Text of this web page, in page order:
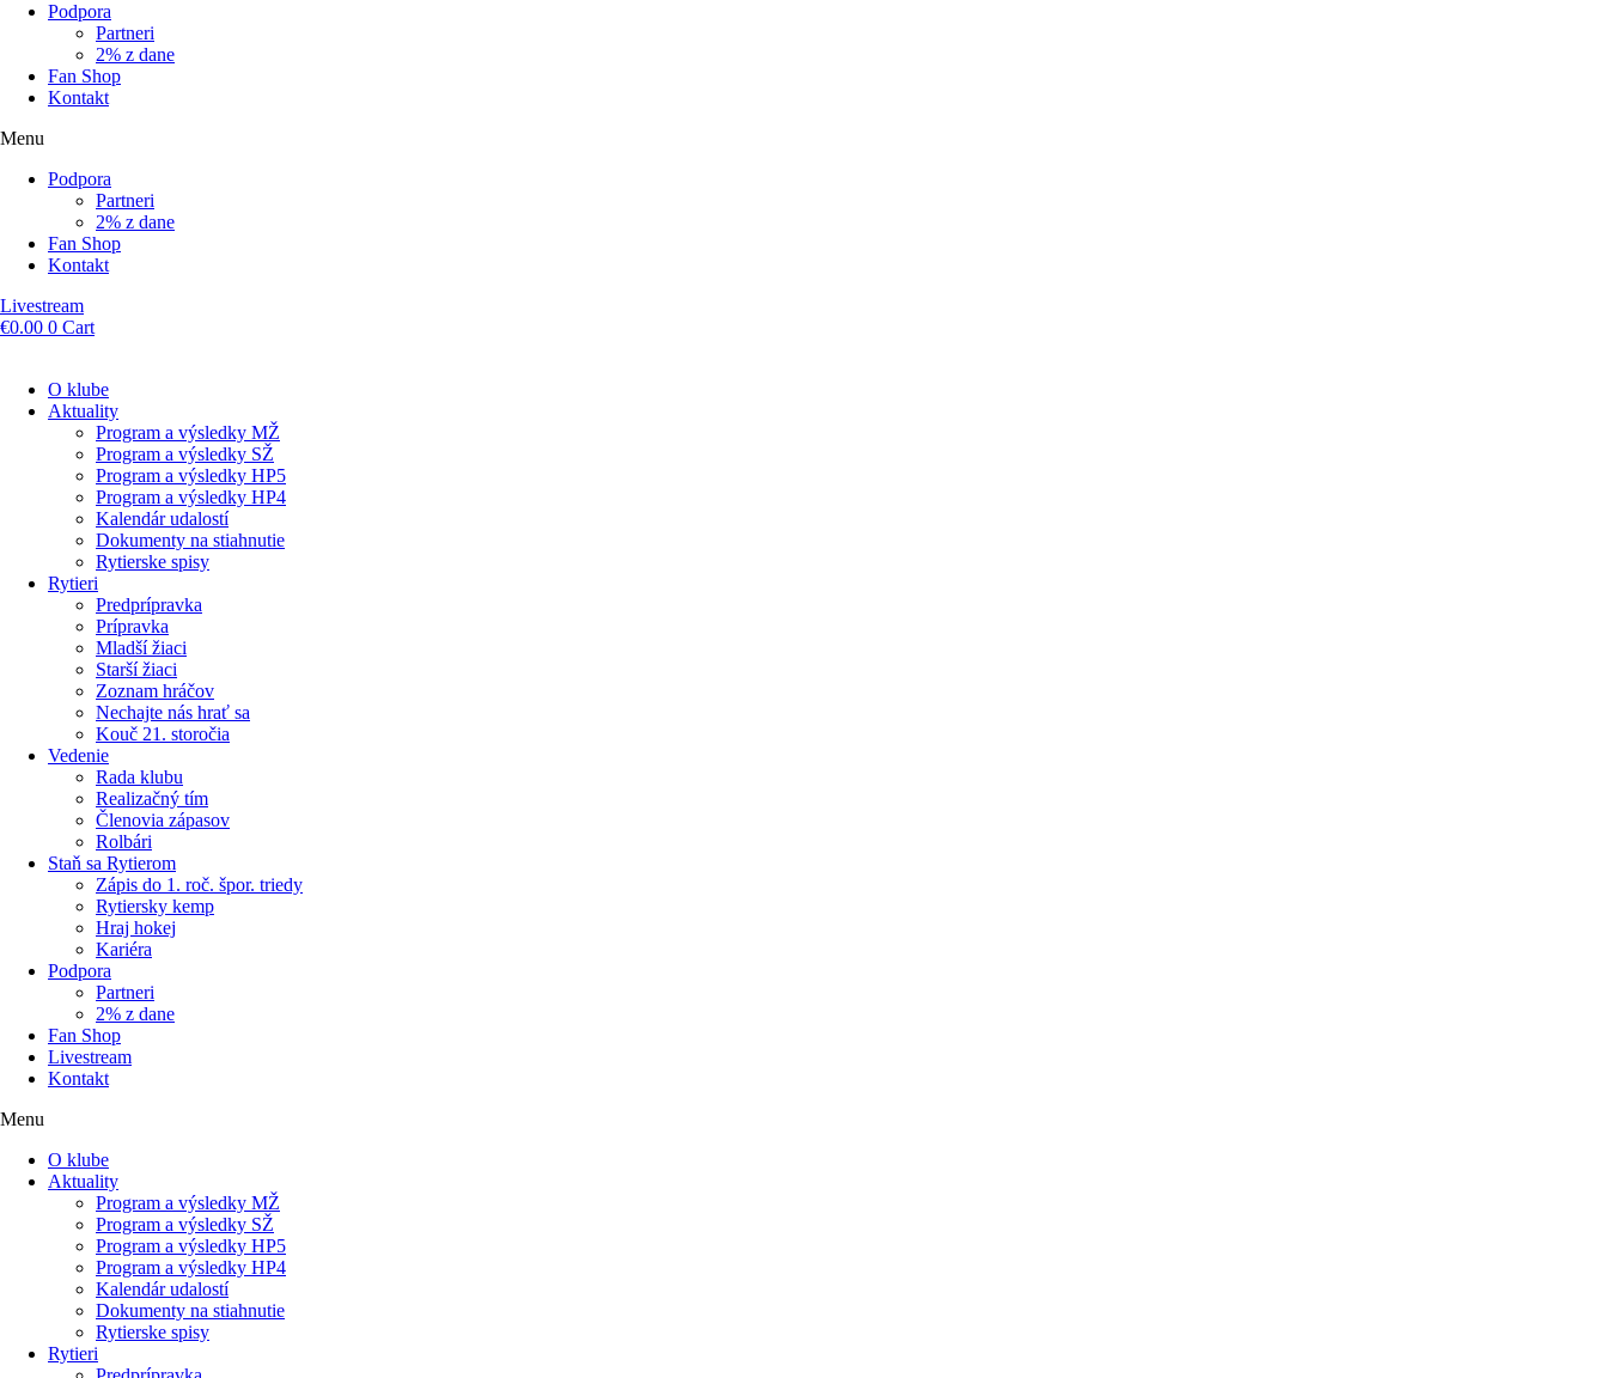
Podpora
Partneri
2% z dane
Fan Shop
Kontakt
Menu
Podpora
Partneri
2% z dane
Fan Shop
Kontakt
Livestream
€0.00 0 Cart
O klube
Aktuality
Program a výsledky MŽ
Program a výsledky SŽ
Program a výsledky HP5
Program a výsledky HP4
Kalendár udalostí
Dokumenty na stiahnutie
Rytierske spisy
Rytieri
Predprípravka
Prípravka
Mladší žiaci
Starší žiaci
Zoznam hráčov
Nechajte nás hrať sa
Kouč 21. storočia
Vedenie
Rada klubu
Realizačný tím
Členovia zápasov
Rolbári
Staň sa Rytierom
Zápis do 1. roč. špor. triedy
Rytiersky kemp
Hraj hokej
Kariéra
Podpora
Partneri
2% z dane
Fan Shop
Livestream
Kontakt
Menu
O klube
Aktuality
Program a výsledky MŽ
Program a výsledky SŽ
Program a výsledky HP5
Program a výsledky HP4
Kalendár udalostí
Dokumenty na stiahnutie
Rytierske spisy
Rytieri